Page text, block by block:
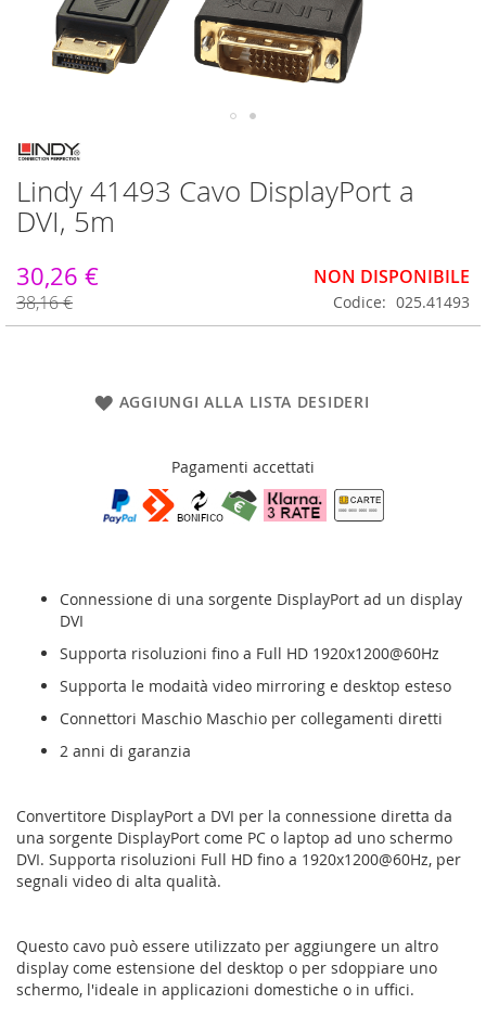
Vai
all'inizio
della
galleria
di
Lindy 41493 Cavo DisplayPort a
DVI, 5m
30,26 €
38,16 €
NON DISPONIBILE
Codice 025.41493
AGGIUNGI ALLA LISTA DESIDERI
Pagamenti accettati
Connessione di una sorgente DisplayPort ad un display
DVI
Supporta risoluzioni fino a Full HD 1920x1200@60Hz
Supporta le modaità video mirroring e desktop esteso
Connettori Maschio Maschio per collegamenti diretti
2 anni di garanzia
Convertitore DisplayPort a DVI per la connessione diretta da
una sorgente DisplayPort come PC o laptop ad uno schermo
DVI. Supporta risoluzioni Full HD fino a 1920x1200@60Hz, per
segnali video di alta qualità.
Questo cavo può essere utilizzato per aggiungere un altro
display come estensione del desktop o per sdoppiare uno
schermo, l'ideale in applicazioni domestiche o in uffici.